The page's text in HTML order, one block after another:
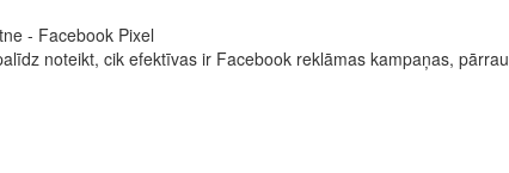
- Facebook Pixel
noteikt, cik efektīvas ir Facebook reklāmas kampaņas,